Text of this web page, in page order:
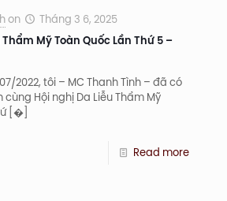
on Tháng 3 6, 2025
Mỹ Toàn Quốc Lần Thứ 5 –
2022, tôi – MC Thanh Tình – đã có
Hội nghị Da Liễu Thẩm Mỹ
[�]
Read more